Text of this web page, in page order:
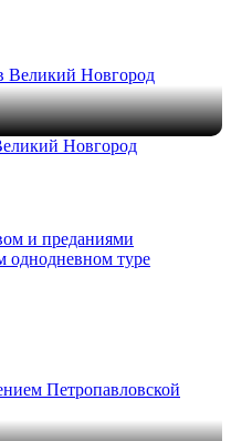
Новгород
и преданиями
однодневном туре